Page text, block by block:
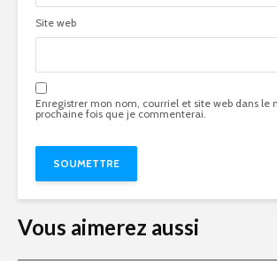
Site web
Enregistrer mon nom, courriel et site web dans le
prochaine fois que je commenterai.
Vous aimerez aussi